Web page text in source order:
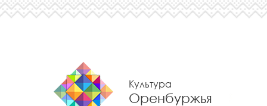
Культура
Оренбуржья